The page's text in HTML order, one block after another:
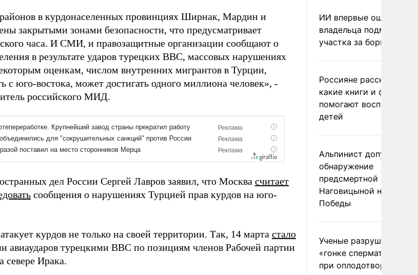
в курдонаселенных провинциях Ширнак, Мардин и
закрытыми зонами безопасности, что предусматривает
часа. И СМИ, и правозащитные организации сообщают о
в результате ударов турецких ВВС, массовых нарушениях
оценкам, числом внутренних мигрантов в Турции,
с юго-востока, может достигать одного миллиона человек», -
российского МИД.
дел России Сергей Лавров заявил, что Москва считает
сообщения о нарушениях Турцией прав курдов на юго-
курдов не только на своей территории. Так, 14 марта стало
авиаударов турецкими ВВС по позициям членов Рабочей партии
севере Ирака.
ИИ впервые
владельца
участка за борщевик
Россияне рассказали,
какие книги и фильмы
помогают воспитывать
детей
Альпинист допустил
обнаружение
предсмертной записки
Наговицыной на пике
Победы
Ученые разрушили миф
«гонке
при оплодотворении